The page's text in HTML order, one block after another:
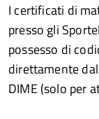
I certificati di
presso gli
possesso di
direttamente
DIME (solo per